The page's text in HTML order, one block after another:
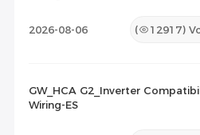
2026-08-06 ( 12917)
GW_HCA G2_Inverter
Wiring-ES